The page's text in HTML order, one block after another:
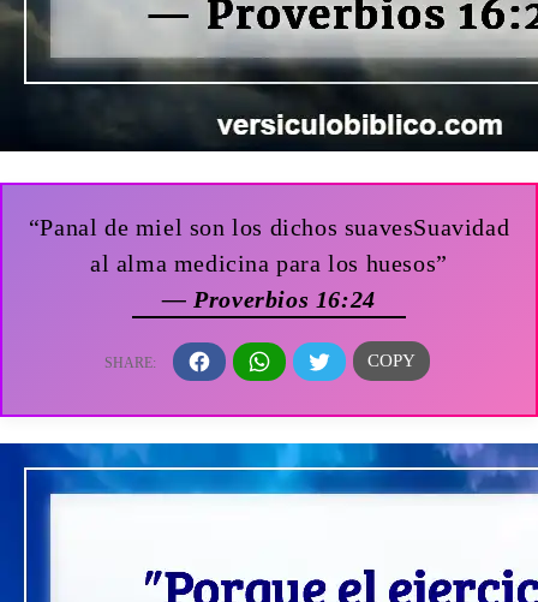
“Panal de miel son los dichos suavesSuavidad
al alma medicina para los huesos”
— Proverbios 16:24